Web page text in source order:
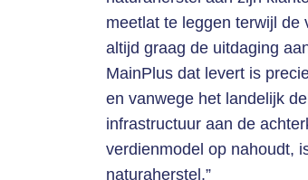
meetlat te leggen terwijl de
altijd graag de uitdaging
MainPlus dat levert is
en vanwege het landelijk
infrastructuur aan de
verdienmodel op nahoudt,
naturaherstel.”